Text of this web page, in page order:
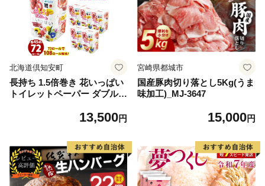
北海道倶知安町
長持ち 1.5倍巻き 花いっぱい
トイレットペーパー ダブル 4
プリント ハーブ 香り付き 日
品 備蓄 送料無料 北海道 倶知
安町 日用品
13,500円
宮崎県都城市
国産豚肉切り落とし5Kg(うま
味加工)_MJ-3647
15,000円